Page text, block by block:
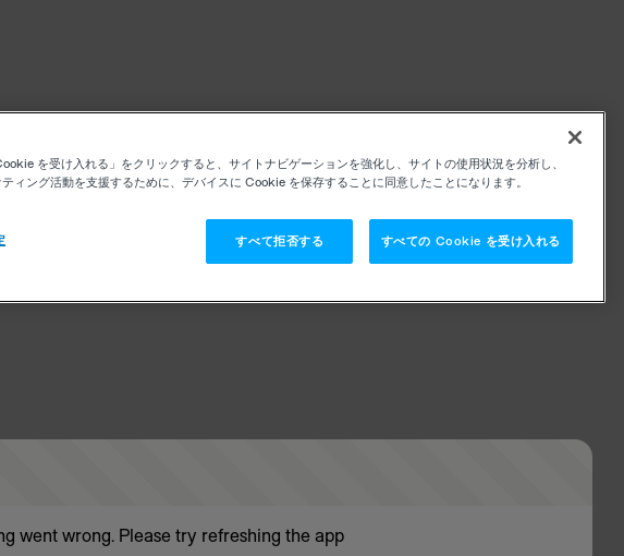
went wrong. Please try refreshing the app
を受け入れる」をクリックすると、サイトナビゲーションを強化し、サイトの使用状況を分析し、
ィング活動を支援するために、デバイスに Cookie を保存することに同意したことになります。
すべて拒否する すべての Cookie を受け入れる